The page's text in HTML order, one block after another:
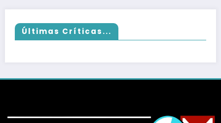
Últimas Críticas...